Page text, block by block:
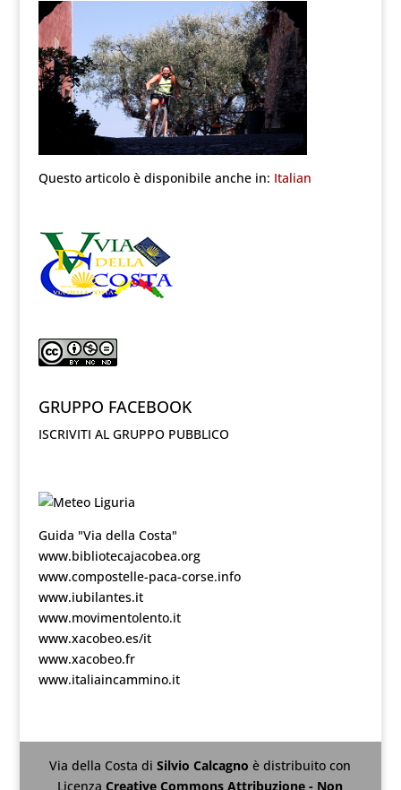
Questo articolo è disponibile anche in: Italian
GRUPPO FACEBOOK
ISCRIVITI AL GRUPPO PUBBLICO
Guida "Via della Costa"
www.bibliotecajacobea.org
www.compostelle-paca-corse.info
www.iubilantes.it
www.movimentolento.it
www.xacobeo.es/it
www.xacobeo.fr
www.italiaincammino.it
Via della Costa diSilvio Calcagnoè distribuito con
LicenzaCreative Commons Attribuzione - Non